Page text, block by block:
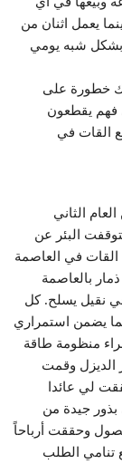
يعمل اثنان من
بشكل شبه يومي
خطورة على
فهم يقطعون
القات في
الثاني
البئر عن
القات في العاصمة
بالعاصمة
نقيل يسلح. كل
يضمن استمراري
منظومة طاقة
الديزل وقمت
لي عائدا
جيدة من
وحققت أرباحاً
تنامي الطلب